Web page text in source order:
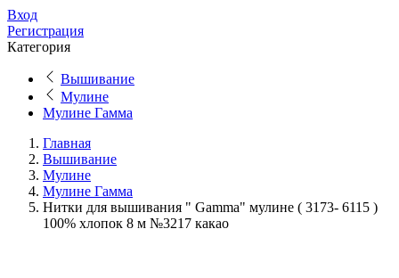
Вход
Регистрация
Категория
Вышивание
Мулине
Мулине Гамма
Главная
Вышивание
Мулине
Мулине Гамма
Нитки для вышивания " Gamma" мулине ( 3173- 6115 )
100% хлопок 8 м №3217 какао